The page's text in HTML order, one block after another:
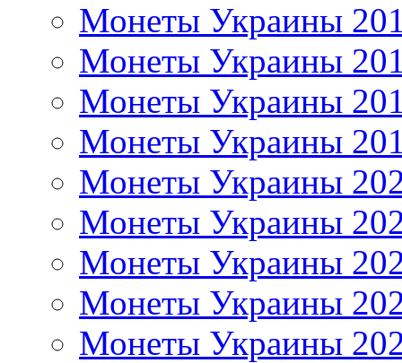
Монеты Украины
Монеты Украины
Монеты Украины
Монеты Украины
Монеты Украины
Монеты Украины
Монеты Украины
Монеты Украины
Монеты Украины